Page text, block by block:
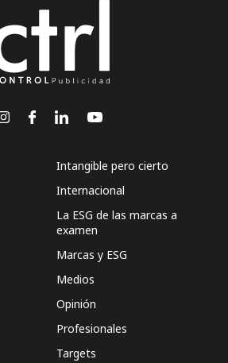
Intangible pero cierto
Internacional
La ESG de las marcas a
examen
Marcas y ESG
Medios
Opinión
Profesionales
Targets